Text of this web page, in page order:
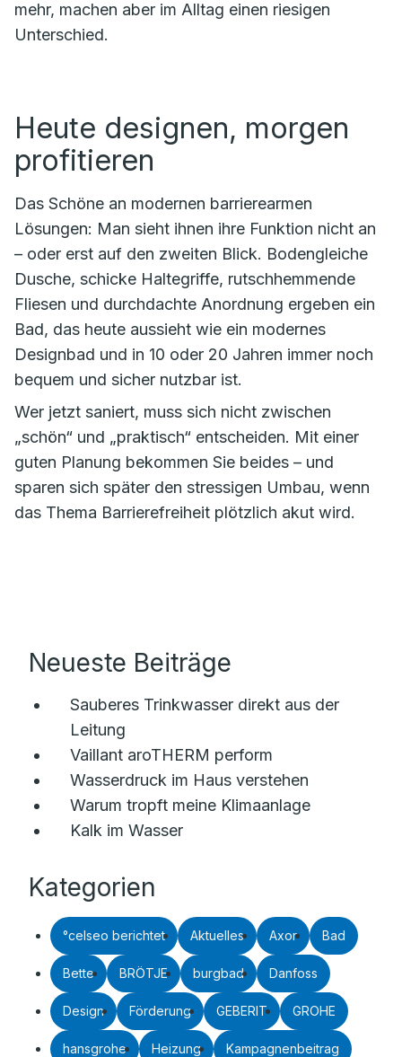
mehr, machen aber im Alltag einen riesigen
Unterschied.
Heute designen, morgen
profitieren
Das Schöne an modernen barrierearmen
Lösungen: Man sieht ihnen ihre Funktion nicht an
– oder erst auf den zweiten Blick. Bodengleiche
Dusche, schicke Haltegriffe, rutschhemmende
Fliesen und durchdachte Anordnung ergeben ein
Bad, das heute aussieht wie ein modernes
Designbad und in 10 oder 20 Jahren immer noch
bequem und sicher nutzbar ist.
Wer jetzt saniert, muss sich nicht zwischen
„schön“ und „praktisch“ entscheiden. Mit einer
guten Planung bekommen Sie beides – und
sparen sich später den stressigen Umbau, wenn
das Thema Barrierefreiheit plötzlich akut wird.
Neueste Beiträge
Sauberes Trinkwasser direkt aus der
Leitung
Vaillant aroTHERM perform
Wasserdruck im Haus verstehen
Warum tropft meine Klimaanlage
Kalk im Wasser
Kategorien
°celseo berichtet Aktuelles Axor Bad
Bette BRÖTJE burgbad Danfoss
Design Förderung GEBERIT GROHE
hansgrohe Heizung Kampagnenbeitrag